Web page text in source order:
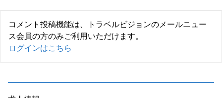
コメント投稿機能は、トラベルビジョンのメールニュー
ス会員の方のみご利用いただけます。
ログインはこちら